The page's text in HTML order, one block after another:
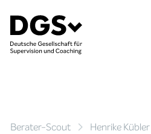
Berater-Scout Henrike Kübler